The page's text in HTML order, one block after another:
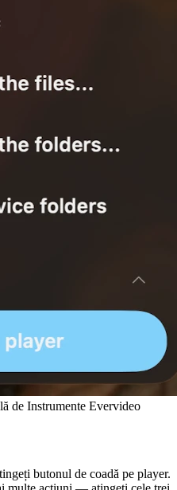
de Instrumente Evervideo
butonul de coadă pe player.